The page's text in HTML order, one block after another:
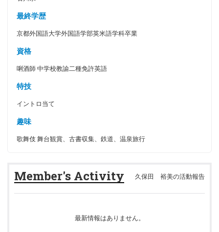
最終学歴
京都外国語大学外国語学部英米語学科卒業
資格
唎酒師 中学校教諭二種免許英語
特技
イントロ当て
趣味
歌舞伎 舞台観賞、古書収集、鉄道、温泉旅行
Member's Activity 久保田 裕美の活動報告
最新情報はありません。